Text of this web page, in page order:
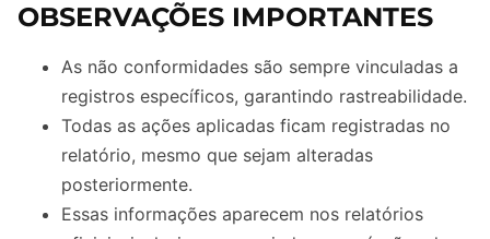
OBSERVAÇÕES IMPORTANTES
As não conformidades são sempre vinculadas a
registros específicos, garantindo rastreabilidade.
Todas as ações aplicadas ficam registradas no
relatório, mesmo que sejam alteradas
posteriormente.
Essas informações aparecem nos relatórios